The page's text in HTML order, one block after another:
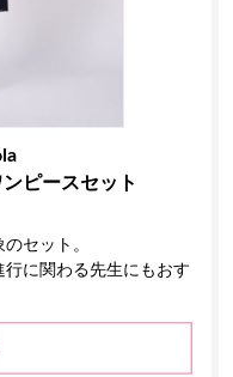
ピースセット
セット。
に関わる先生にもおす